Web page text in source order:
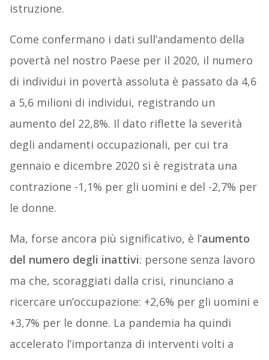
istruzione.
Come confermano i dati sull’andamento della
povertà nel nostro Paese per il 2020, il numero
di individui in povertà assoluta è passato da 4,6
a 5,6 milioni di individui, registrando un
aumento del 22,8%. Il dato riflette la severità
degli andamenti occupazionali, per cui tra
gennaio e dicembre 2020 si è registrata una
contrazione -1,1% per gli uomini e del -2,7% per
le donne.
Ma, forse ancora più significativo, è l’aumento
del numero degli inattivi: persone senza lavoro
ma che, scoraggiati dalla crisi, rinunciano a
ricercare un’occupazione: +2,6% per gli uomini e
+3,7% per le donne. La pandemia ha quindi
accelerato l’importanza di interventi volti a